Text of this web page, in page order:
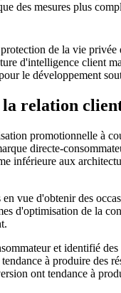
des mesures plus
de la vie
d'intelligence client
le développement
la relation
promotionnelle à
directe-
inférieure aux
vue d'obtenir des
d'optimisation de la
et identifié
à produire des
ont tendance à